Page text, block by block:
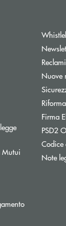
Mutui
finestra
una nuova finestra
Apre una
nuova finestra
Nuove
Firma
PSD2
Codice
Note